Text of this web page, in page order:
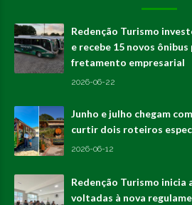
Redenção Turismo
e recebe 15 novos
fretamento empresarial
2026-06-22
Junho e julho chegam
curtir dois roteiros
2026-06-12
Redenção Turismo inicia
voltadas à nova